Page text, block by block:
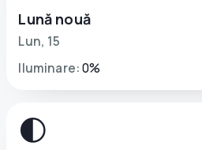
Lună nouă
Lun, 15
Iluminare:0%
🌓